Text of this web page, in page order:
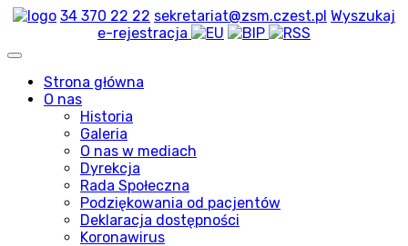
34 370 22 22 sekretariat@zsm.czest.pl Wyszukaj
e-rejestracja
Strona główna
O nas
Historia
Galeria
O nas w mediach
Dyrekcja
Rada Społeczna
Podziękowania od pacjentów
Deklaracja dostępności
Koronawirus